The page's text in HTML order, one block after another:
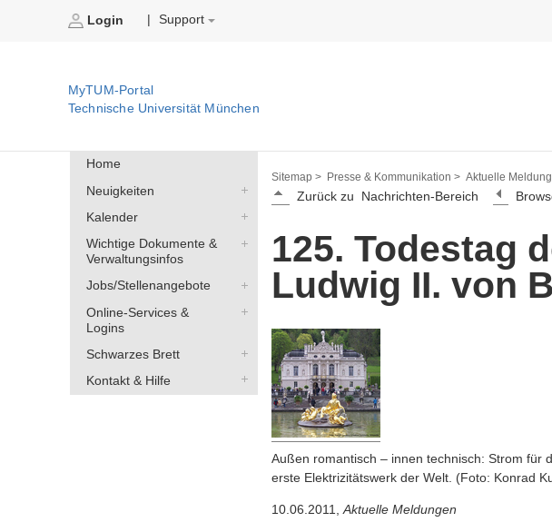
Login Support
MyTUM-Portal
Technische Universität München
Home
Neuigkeiten
Kalender
Wichtige Dokumente &
Verwaltungsinfos
Jobs/Stellenangebote
Online-Services &
Logins
Schwarzes Brett
Kontakt & Hilfe
Sitemap > Presse & Kommunikation > Aktuelle
Zurück zu Nachrichten-Bereich
125. Todestag
Ludwig II. von
Außen romantisch – innen technisch: Strom für
erste Elektrizitätswerk der Welt. (Foto: Konrad
10.06.2011,Aktuelle Meldungen